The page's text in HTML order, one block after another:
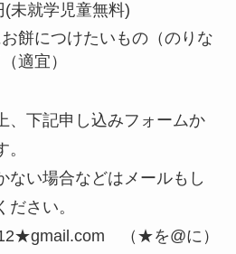
未就学児童無料)
餅につけたいもの（のりな
適宜）
、下記申し込みフォームか
ない場合などはメールもし
ださい。
（★を@に）